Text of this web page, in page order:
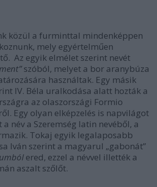
közül a furminttal mindenképpen
mely egyértelműen
Az egyik elmélet szerint nevét
szóból, melyet a bor aranybúza
használtak. Egy másik
IV. Béla uralkodása alatt hozták a
az olaszországi Formio
Egy olyan elképzelés is napvilágot
név a Szeremség latin nevéből, a
Tokaj egyik legalaposabb
Iván szerint a magyarul „gabonát”
ered, ezzel a névvel illették a
aszalt szőlőt.